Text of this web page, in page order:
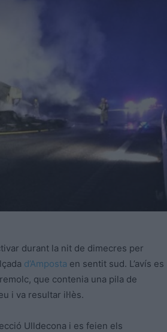
durant la nit de dimecres per
d’Amposta en sentit sud. L’avís es
que contenia una pila de
i va resultar il·lès.
Ulldecona i es feien els